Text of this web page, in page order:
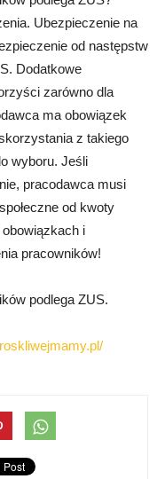
Ubezpieczenie na
od następstw
Dodatkowe
zarówno dla
ma obowiązek
z takiego
wyboru. Jeśli
pracodawca musi
od kwoty
i
pracowników!
podlega ZUS.